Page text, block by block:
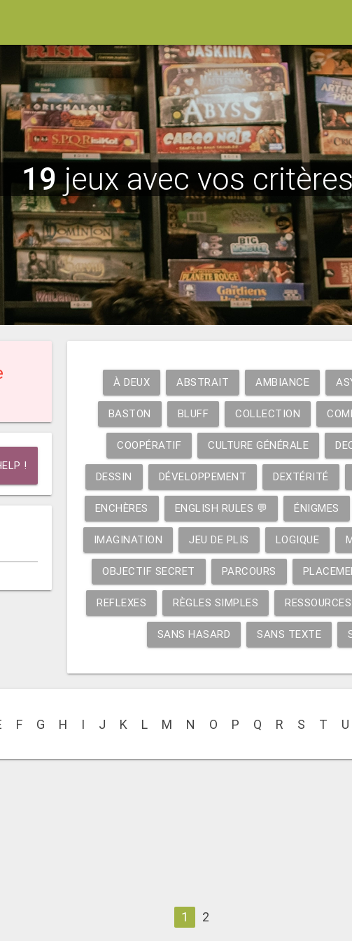
19jeux avec vos
!
À DEUX ABSTRAIT AMBIANCE
BASTON BLUFF COLLECTION
COOPÉRATIF CULTURE GÉNÉRALE
DESSIN DÉVELOPPEMENT DEXTÉRITÉ
ENCHÈRES ENGLISH RULES 💬 ÉNIGMES
IMAGINATION JEU DE PLIS LOGIQUE
OBJECTIF SECRET PARCOURS
REFLEXES RÈGLES SIMPLES RESSOURCES
SANS HASARD SANS TEXTE
F G H I J K L M N O P Q R S T U
1 2